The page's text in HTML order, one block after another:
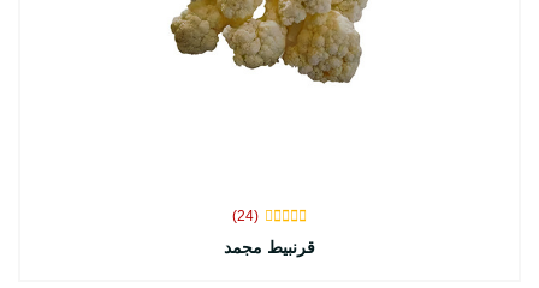
(24)
قرنبيط مجمد